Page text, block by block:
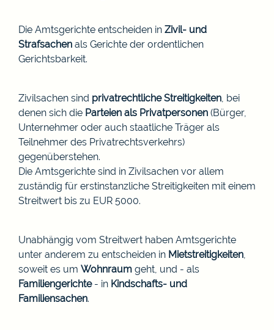
Die Amtsgerichte entscheiden in Zivil- und
Strafsachen als Gerichte der ordentlichen
Gerichtsbarkeit.
Zivilsachen sind privatrechtliche Streitigkeiten , bei
denen sich die Parteien als Privatpersonen (Bürger,
Unternehmer oder auch staatliche Träger als
Teilnehmer des Privatrechtsverkehrs)
gegenüberstehen.
Die Amtsgerichte sind in Zivilsachen vor allem
zuständig für erstinstanzliche Streitigkeiten mit einem
Streitwert bis zu EUR 5000.
Unabhängig vom Streitwert haben Amtsgerichte
unter anderem zu entscheiden in Mietstreitigkeiten
soweit es um Wohnraum geht, und - als
Familiengerichte- in Kindschafts- und
Familiensachen.